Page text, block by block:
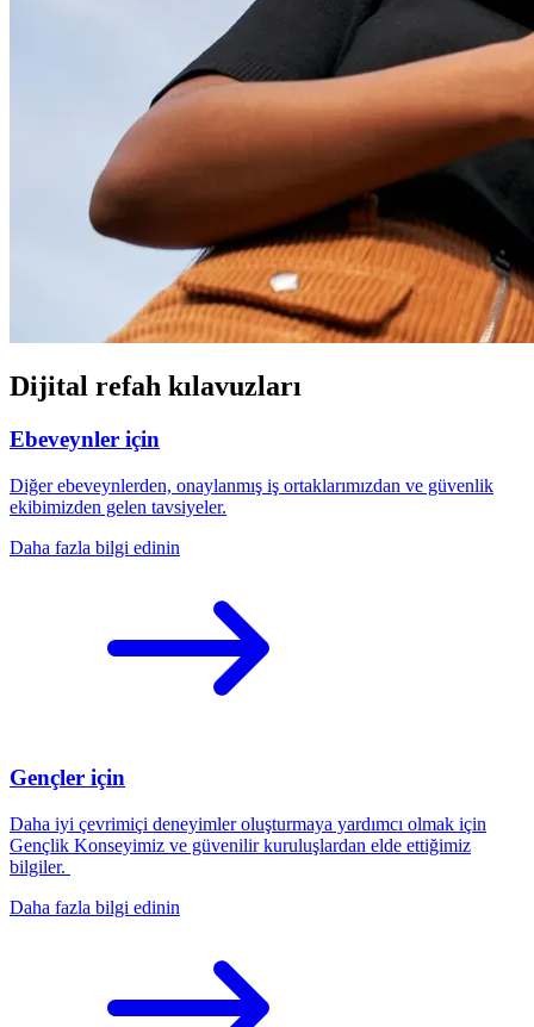
Dijital refah kılavuzları
Ebeveynler için
Diğer ebeveynlerden, onaylanmış iş ortaklarımızdan ve güvenlik
ekibimizden gelen tavsiyeler.
Daha fazla bilgi edinin
Gençler için
Daha iyi çevrimiçi deneyimler oluşturmaya yardımcı olmak için
Gençlik Konseyimiz ve güvenilir kuruluşlardan elde ettiğimiz
bilgiler.
Daha fazla bilgi edinin